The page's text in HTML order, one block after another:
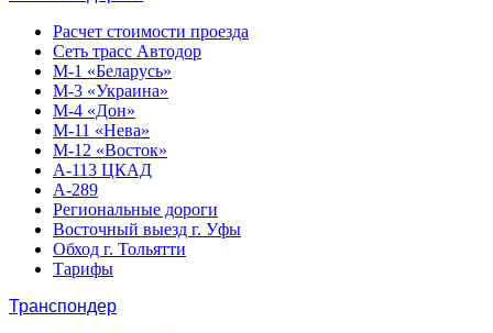
Расчет стоимости проезда
Сеть трасс Автодор
М-1 «Беларусь»
М-3 «Украина»
М-4 «Дон»
М-11 «Нева»
М-12 «Восток»
А-113 ЦКАД
А-289
Региональные дороги
Восточный выезд г. Уфы
Обход г. Тольятти
Тарифы
Транспондер